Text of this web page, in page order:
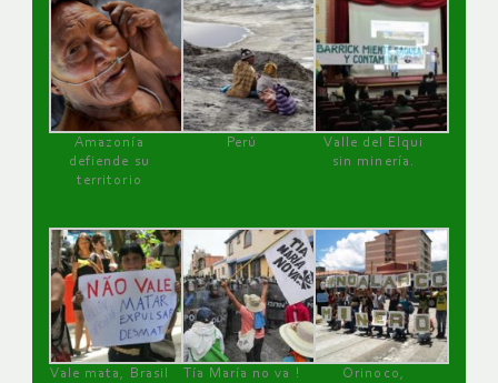
Amazonía
defiende su
territorio
Perú
Valle del Elqui
sin minería.
Vale mata, Brasil
Tía María no va !
Orinoco,